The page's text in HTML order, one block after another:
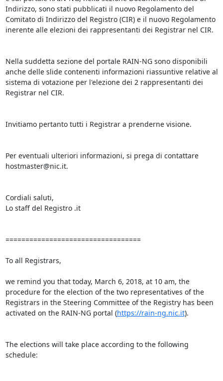
Indirizzo, sono stati pubblicati il nuovo Regolamento del
Comitato di Indirizzo del Registro (CIR) e il nuovo Regolamento
inerente alle elezioni dei rappresentanti dei Registrar nel CIR.
Nella suddetta sezione del portale RAIN-NG sono disponibili
anche delle slide contenenti informazioni riassuntive relative al
sistema di votazione per l'elezione dei 2 rappresentanti dei
Registrar nel CIR.
Invitiamo pertanto tutti i Registrar a prenderne visione.
Per eventuali ulteriori informazioni, si prega di contattare
hostmaster@nic.it.
Cordiali saluti,
Lo staff del Registro .it
==================================
To all Registrars,
we remind you that today, March 6, 2018, at 10 am, the
procedure for the election of the two representatives of the
Registrars in the Steering Committee of the Registry has been
activated on the RAIN-NG portal (https://rain-ng.nic.it).
The elections will take place according to the following
schedule: